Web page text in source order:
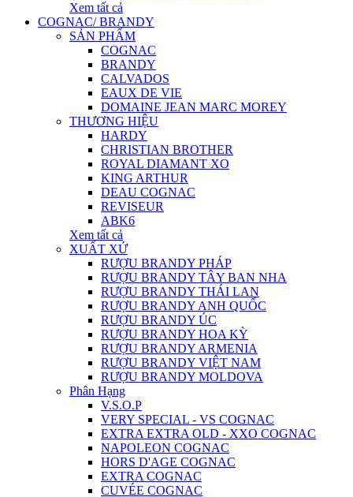
Xem tất cả
COGNAC/ BRANDY
SẢN PHẨM
COGNAC
BRANDY
CALVADOS
EAUX DE VIE
DOMAINE JEAN MARC MOREY
THƯƠNG HIỆU
HARDY
CHRISTIAN BROTHER
ROYAL DIAMANT XO
KING ARTHUR
DEAU COGNAC
REVISEUR
ABK6
Xem tất cả
XUẤT XỨ
RƯỢU BRANDY PHÁP
RƯỢU BRANDY TÂY BAN NHA
RƯỢU BRANDY THÁI LAN
RƯỢU BRANDY ANH QUỐC
RƯỢU BRANDY ÚC
RƯỢU BRANDY HOA KỲ
RƯỢU BRANDY ARMENIA
RƯỢU BRANDY VIỆT NAM
RƯỢU BRANDY MOLDOVA
Phân Hạng
V.S.O.P
VERY SPECIAL - VS COGNAC
EXTRA EXTRA OLD - XXO COGNAC
NAPOLEON COGNAC
HORS D'AGE COGNAC
EXTRA COGNAC
CUVÉE COGNAC